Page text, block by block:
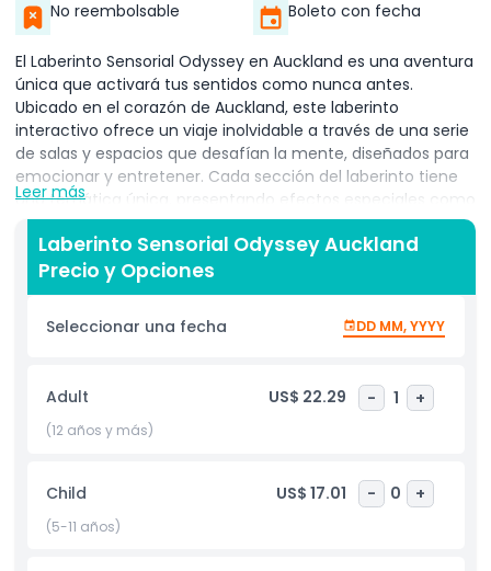
No reembolsable Boleto con fecha
El Laberinto Sensorial Odyssey en Auckland es una aventura
única que activará tus sentidos como nunca antes.
Ubicado en el corazón de Auckland, este laberinto
interactivo ofrece un viaje inolvidable a través de una serie
de salas y espacios que desafían la mente, diseñados para
emocionar y entretener. Cada sección del laberinto tiene
una temática única, presentando efectos especiales como
luces, espejos y sonidos que crean una experiencia
inmersiva para visitantes de todas las edades.
Mientras navegas por el Laberinto Sensorial Odyssey,
recorrido sea emocionante y divertido. El laberinto está
una actividad atractiva para familias, amigos o cualquier
persona que busque una experiencia única en Auckland. Ya
sea esquivando obstáculos o disfrutando de los vibrantes
Este laberinto sensorial también es una opción fantástica
para días lluviosos o una salida creativa en la ciudad. Está
Leer más
Laberinto Sensorial Odyssey Auckland
Precio y Opciones
Seleccionar una fecha DD MM, YYYY
Adult US$ 22.29 - 1 +
(12 años y más)
Child US$ 17.01 - 0 +
(5-11 años)